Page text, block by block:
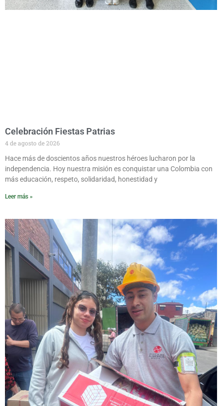
Celebración Fiestas Patrias
4 de agosto de 2026
Hace más de doscientos años nuestros héroes lucharon por la
independencia. Hoy nuestra misión es conquistar una Colombia con
más educación, respeto, solidaridad, honestidad y
Leer más »